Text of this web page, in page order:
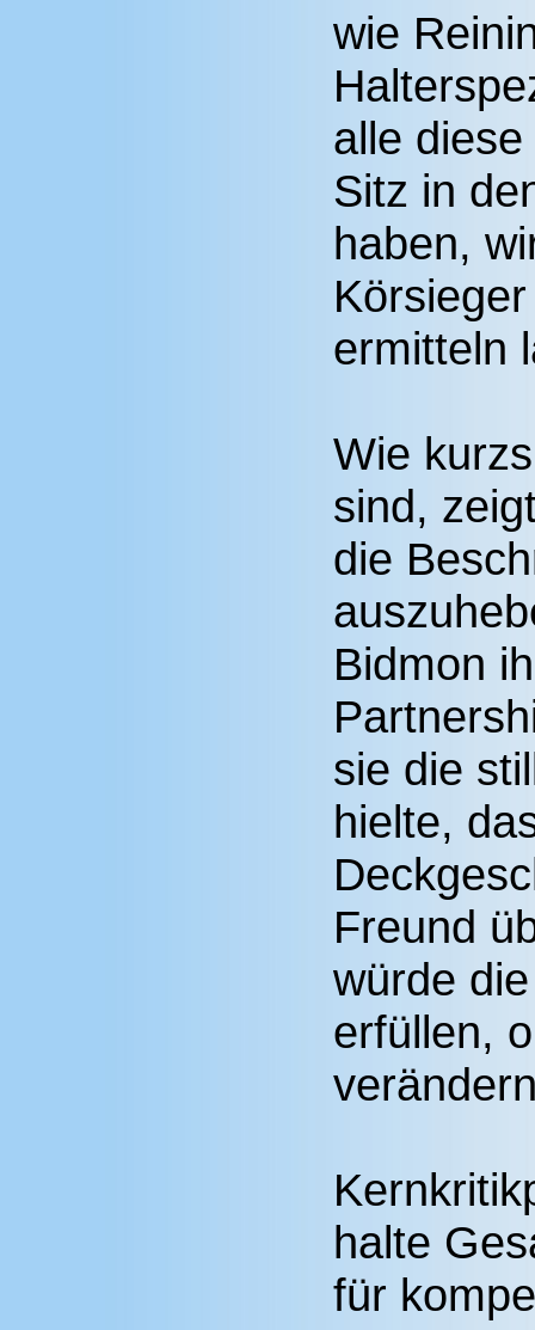
wie
alle
Sitz in
haben,
ermitteln
Wie
sind,
die
Bidmon
sie die
hielte,
Freund
würde
erfüllen,
halte
für